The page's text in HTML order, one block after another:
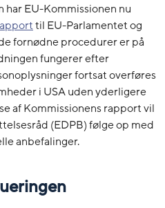
har EU-Kommissionen nu
til EU-Parlamentet og
fornødne procedurer er på
fungerer efter
fortsat overføres
i USA uden yderligere
af Kommissionens rapport vil
(EDPB) følge op med
anbefalinger.